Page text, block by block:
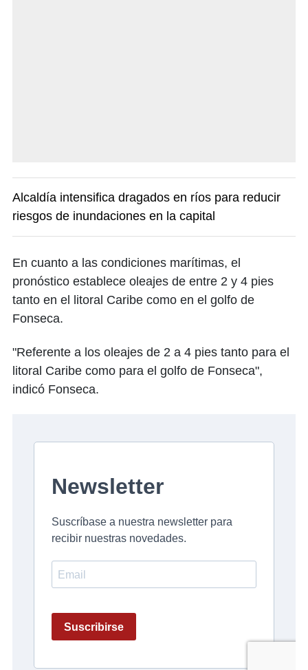
Alcaldía intensifica dragados en ríos para reducir
riesgos de inundaciones en la capital
En cuanto a las condiciones marítimas, el
pronóstico establece oleajes de entre 2 y 4 pies
tanto en el litoral Caribe como en el golfo de
Fonseca.
"Referente a los oleajes de 2 a 4 pies tanto para el
litoral Caribe como para el golfo de Fonseca",
indicó Fonseca.